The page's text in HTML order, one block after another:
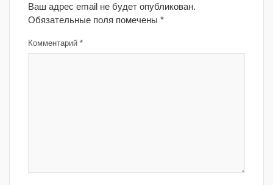
Ваш адрес email не будет опубликован.
Обязательные поля помечены *
Комментарий *